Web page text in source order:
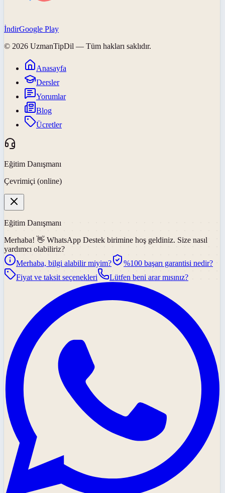
İndirGoogle Play
© 2026 UzmanTipDil — Tüm hakları saklıdır.
Anasayfa
Dersler
Yorumlar
Blog
Ücretler
Eğitim Danışmanı
Çevrimiçi (online)
Eğitim Danışmanı
Merhaba! 👋 WhatsApp Destek birimine hoş geldiniz. Size nasıl
yardımcı olabiliriz?
Merhaba, bilgi alabilir miyim?
%100 başarı garantisi nedir?
Fiyat ve taksit seçenekleri
Lütfen beni arar mısınız?